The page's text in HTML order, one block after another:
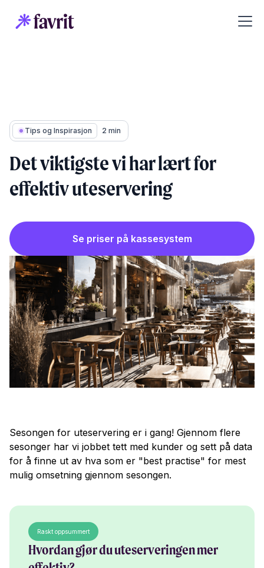
Tips og Inspirasjon 2 min
Det viktigste vi har lært for
effektiv uteservering
Se priser på kassesystem
Sesongen for uteservering er i gang! Gjennom flere
sesonger har vi jobbet tett med kunder og sett på data
for å finne ut av hva som er "best practise" for mest
mulig omsetning gjennom sesongen.
Raskt oppsummert
Hvordan gjør du uteserveringen mer